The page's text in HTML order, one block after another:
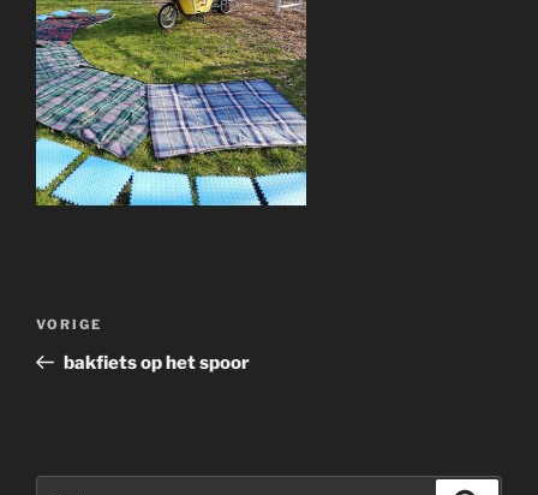
Vorig
bericht
VORIGE
bakfiets op het spoor